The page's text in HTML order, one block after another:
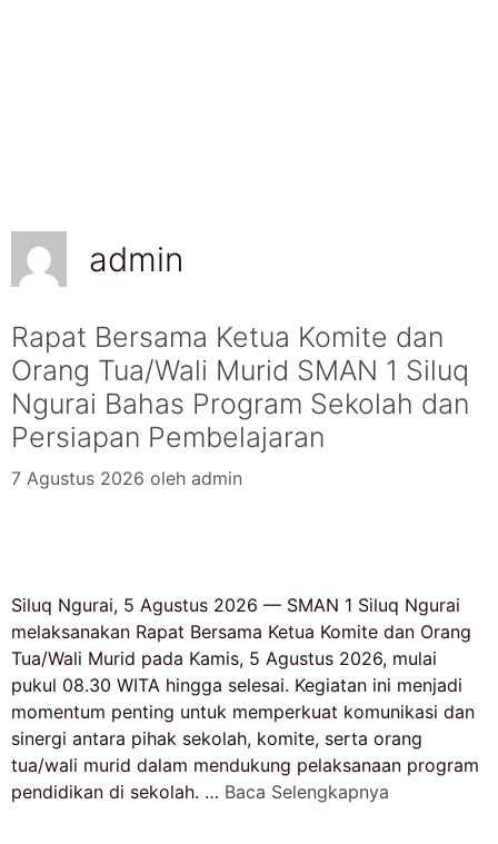
admin
Rapat Bersama Ketua Komite dan
Orang Tua/Wali Murid SMAN 1 Siluq
Ngurai Bahas Program Sekolah dan
Persiapan Pembelajaran
7 Agustus 2026 oleh admin
Siluq Ngurai, 5 Agustus 2026 — SMAN 1 Siluq Ngurai
melaksanakan Rapat Bersama Ketua Komite dan Orang
Tua/Wali Murid pada Kamis, 5 Agustus 2026, mulai
pukul 08.30 WITA hingga selesai. Kegiatan ini menjadi
momentum penting untuk memperkuat komunikasi dan
sinergi antara pihak sekolah, komite, serta orang
tua/wali murid dalam mendukung pelaksanaan program
pendidikan di sekolah. … Baca Selengkapnya